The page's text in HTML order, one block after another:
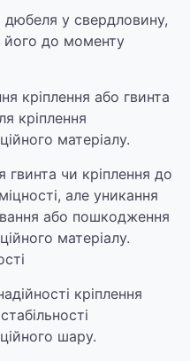
дюбеля у свердловину,
його до моменту
кріплення або гвинта
кріплення
матеріалу.
гвинта чи кріплення до
але уникання
або пошкодження
матеріалу.
кріплення
шару.